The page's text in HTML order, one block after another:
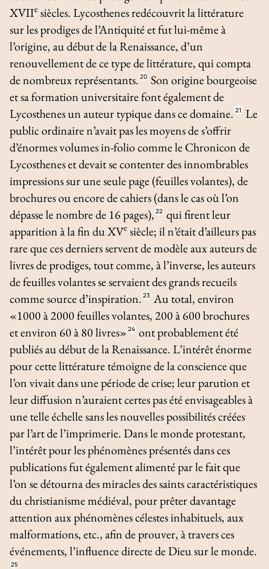
XVIIe siècles. Lycosthenes redécouvrit la littérature
sur les prodiges de l’Antiquité et fut lui-même à
l’origine, au début de la Renaissance, d’un
renouvellement de ce type de littérature, qui compta
de nombreux représentants. 20 Son origine bourgeoise
et sa formation universitaire font également de
Lycosthenes un auteur typique dans ce domaine. 21 Le
public ordinaire n’avait pas les moyens de s’offrir
d’énormes volumes in-folio comme leChroniconde
Lycosthenes et devait se contenter des innombrables
impressions sur une seule page (feuilles volantes), de
brochures ou encore de cahiers (dans le cas où l’on
dépasse le nombre de 16 pages), 22 qui firent leur
apparition à la fin du XVe siècle; il n’était d’ailleurs pas
rare que ces derniers servent de modèle aux auteurs de
livres de prodiges, tout comme, à l’inverse, les auteurs
de feuilles volantes se servaient des grands recueils
comme source d’inspiration. 23 Au total, environ
«1000 à 2000 feuilles volantes, 200 à 600 brochures
et environ 60 à 80 livres» 24 ont probablement été
publiés au début de la Renaissance. L’intérêt énorme
pour cette littérature témoigne de la conscience que
l’on vivait dans une période de crise; leur parution et
leur diffusion n’auraient certes pas été envisageables à
une telle échelle sans les nouvelles possibilités créées
par l’art de l’imprimerie. Dans le monde protestant,
l’intérêt pour les phénomènes présentés dans ces
publications fut également alimenté par le fait que
l’on se détourna des miracles des saints caractéristiques
du christianisme médiéval, pour prêter davantage
attention aux phénomènes célestes inhabituels, aux
malformations, etc., afin de prouver, à travers ces
événements, l’influence directe de Dieu sur le monde.
25